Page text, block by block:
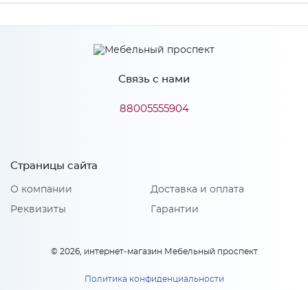
Ширина 370
1010
390
ВВ Мебель
Материал
При эксплуатации стульев допустимая нагрузка до 100 кг.
Опоры - хром.труба 1 мм, d-30
Количество упаковок: 3
Связь с нами
88005555904
Страницы сайта
О компании
Реквизиты
Доставка и оплата
Гарантии
© 2026, интернет-магазин Мебельный проспект
Политика конфиденциальности